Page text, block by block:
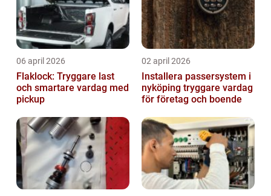
06 april 2026
Flaklock: Tryggare last
och smartare vardag med
pickup
02 april 2026
Installera passersystem i
nyköping tryggare vardag
för företag och boende